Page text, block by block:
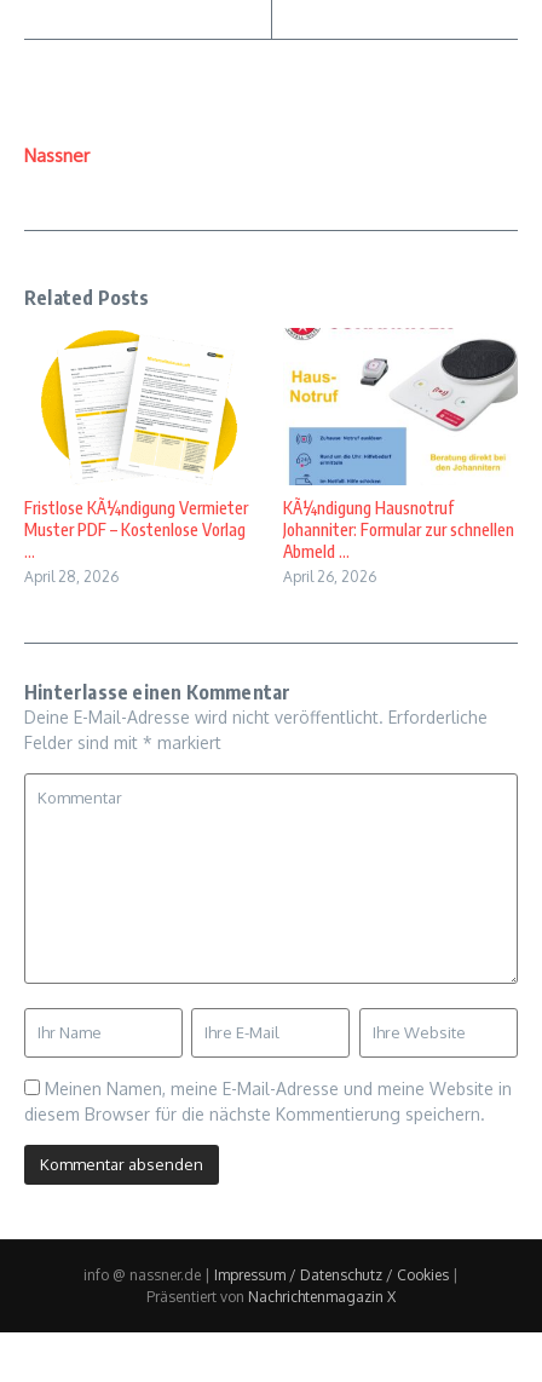
Nassner
Related Posts
Fristlose KÃ¼ndigung Vermieter
Muster PDF – Kostenlose Vorlag
...
April 28, 2026
KÃ¼ndigung Hausnotruf
Johanniter: Formular zur schnellen
Abmeld ...
April 26, 2026
Hinterlasse einen Kommentar
Deine E-Mail-Adresse wird nicht veröffentlicht. Erforderliche
Felder sind mit * markiert
Meinen Namen, meine E-Mail-Adresse und meine Website in
diesem Browser für die nächste Kommentierung speichern.
info @ nassner.de | Impressum / Datenschutz / Cookies |
Präsentiert von Nachrichtenmagazin X